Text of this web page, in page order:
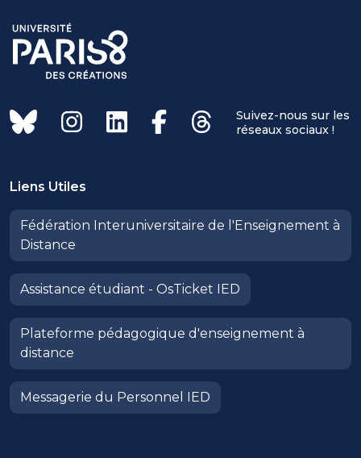
Suivez-nous sur les
réseaux sociaux !
Liens Utiles
Fédération Interuniversitaire de l'Enseignement à
Distance
Assistance étudiant - OsTicket IED
Plateforme pédagogique d'enseignement à
distance
Messagerie du Personnel IED